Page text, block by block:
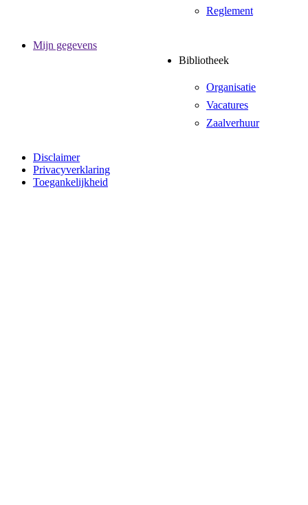
Reglement
Mijn gegevens
Bibliotheek
Organisatie
Vacatures
Zaalverhuur
Disclaimer
Privacyverklaring
Toegankelijkheid